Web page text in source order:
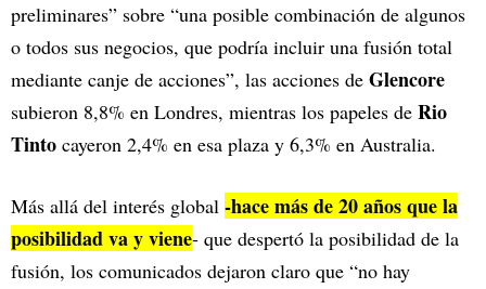
preliminares” sobre “una posible combinación de algunos
o todos sus negocios, que podría incluir una fusión total
mediante canje de acciones”, las acciones de Glencore
subieron 8,8% en Londres, mientras los papeles de Rio
Tinto cayeron 2,4% en esa plaza y 6,3% en Australia.
Más allá del interés global -hace más de 20 años que la
posibilidad va y viene- que despertó la posibilidad de la
fusión, los comunicados dejaron claro que “no hay